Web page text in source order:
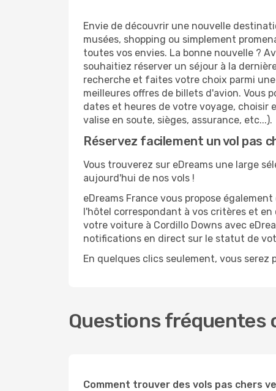
Envie de découvrir une nouvelle
musées, shopping ou simplement
toutes vos envies. La bonne nouvelle ?
souhaitiez réserver un séjour à la
recherche et faites votre choix parmi
meilleures offres de billets d'avion. Vous
dates et heures de votre voyage, choisir
valise en soute, sièges, assurance, etc...).
Réservez facilement un vol pas
Vous trouverez sur eDreams une large
aujourd'hui de nos vols !
eDreams France vous propose
l'hôtel correspondant à vos critères et
votre voiture à Cordillo Downs avec
notifications en direct sur le statut de
En quelques clics seulement, vous serez
Questions fréquentes
Comment trouver des vols pas chers